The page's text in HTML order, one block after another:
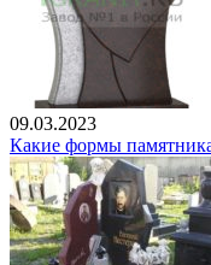
09.03.2023
Какие формы